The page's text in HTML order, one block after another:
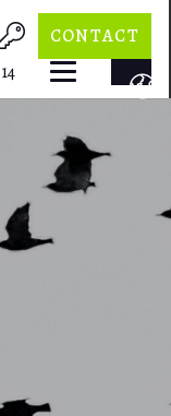
CONTACT